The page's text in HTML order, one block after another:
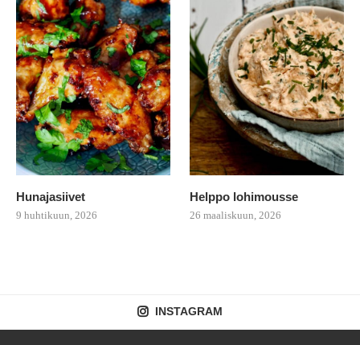
Hunajasiivet
9 huhtikuun, 2026
Helppo lohimousse
26 maaliskuun, 2026
INSTAGRAM